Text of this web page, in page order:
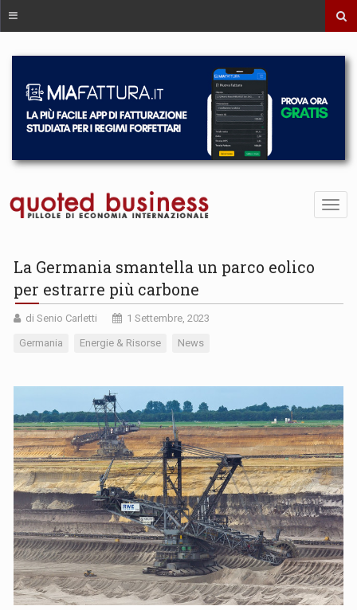
La Germania smantella un parco eolico
per estrarre più carbone
di Senio Carletti 1 Settembre, 2023
Germania Energie & Risorse News